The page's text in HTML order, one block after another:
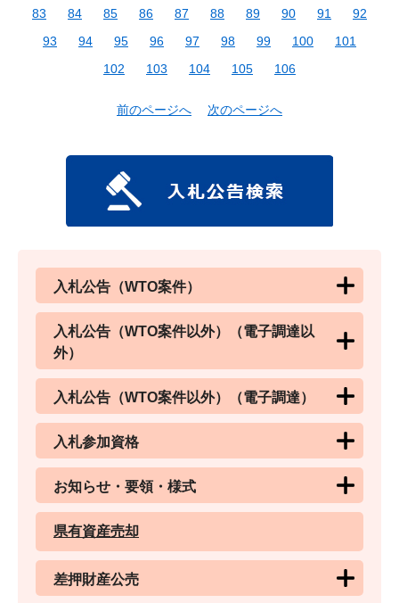
83
84 85 86 87 88 89 90 91
92
93
94 95 96 97 98 99 100
101
102
103 104 105 106
前のページへ 次のページへ
入札公告（WTO案件）
入札公告（WTO案件以外）（電子調達以
外）
入札公告（WTO案件以外）（電子調達）
入札参加資格
お知らせ・要領・様式
県有資産売却
差押財産公売